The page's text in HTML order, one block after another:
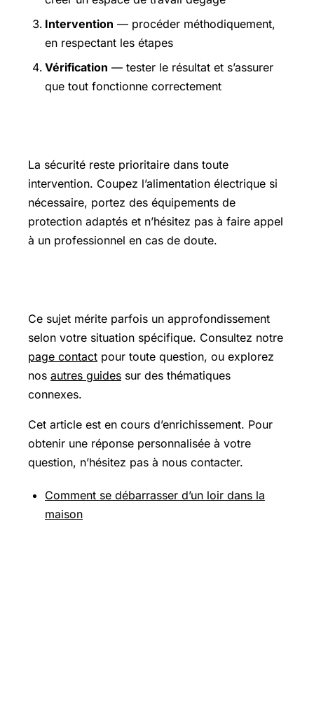
Intervention — procéder méthodiquement,
en respectant les étapes
Vérification — tester le résultat et s’assurer
que tout fonctionne correctement
La sécurité reste prioritaire dans toute
intervention. Coupez l’alimentation électrique si
nécessaire, portez des équipements de
protection adaptés et n’hésitez pas à faire appel
à un professionnel en cas de doute.
Ce sujet mérite parfois un approfondissement
selon votre situation spécifique. Consultez notre
page contact pour toute question, ou explorez
nos autres guides sur des thématiques
connexes.
Cet article est en cours d’enrichissement. Pour
obtenir une réponse personnalisée à votre
question, n’hésitez pas à nous contacter.
Comment se débarrasser d’un loir dans la
maison